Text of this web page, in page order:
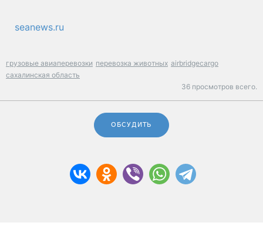
seanews.ru
грузовые авиаперевозки перевозка животных airbridgecargo
сахалинская область
36 просмотров всего.
ОБСУДИТЬ